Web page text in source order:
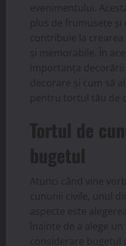
evenimentului.
plus de frumusețe și
contribuie la
și memorabile. În
importanța
decorare și cum să
pentru tortul tău de
Tortul de
bugetul
Atunci când vine
cununii civile, unul
aspecte este
înainte de a alege
considerare bugetul